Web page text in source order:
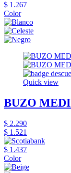
$ 1.267
Color
Quick view
BUZO
$ 2.290
$ 1.521
$ 1.437
Color